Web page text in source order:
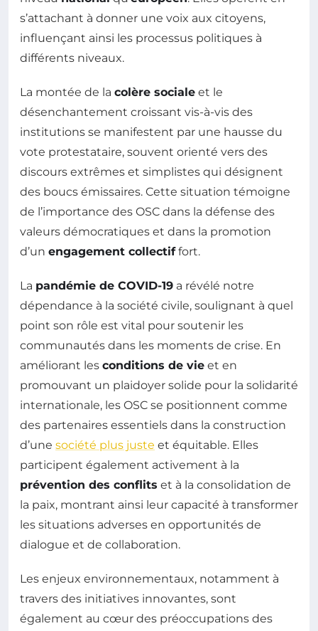
s’attachant à donner une voix aux citoyens,
influençant ainsi les processus politiques à
différents niveaux.
La montée de la colère sociale et le
désenchantement croissant vis-à-vis des
institutions se manifestent par une hausse du
vote protestataire, souvent orienté vers des
discours extrêmes et simplistes qui désignent
des boucs émissaires. Cette situation témoigne
de l’importance des OSC dans la défense des
valeurs démocratiques et dans la promotion
d’un engagement collectiffort.
La pandémie de COVID-19 a révélé notre
dépendance à la société civile, soulignant à quel
point son rôle est vital pour soutenir les
communautés dans les moments de crise. En
améliorant les conditions de vie et en
promouvant un plaidoyer solide pour la solidarité
internationale, les OSC se positionnent comme
des partenaires essentiels dans la construction
d’une société plus juste et équitable. Elles
participent également activement à la
prévention des conflits et à la consolidation de
la paix, montrant ainsi leur capacité à transformer
les situations adverses en opportunités de
dialogue et de collaboration.
Les enjeux environnementaux, notamment à
travers des initiatives innovantes, sont
également au cœur des préoccupations des